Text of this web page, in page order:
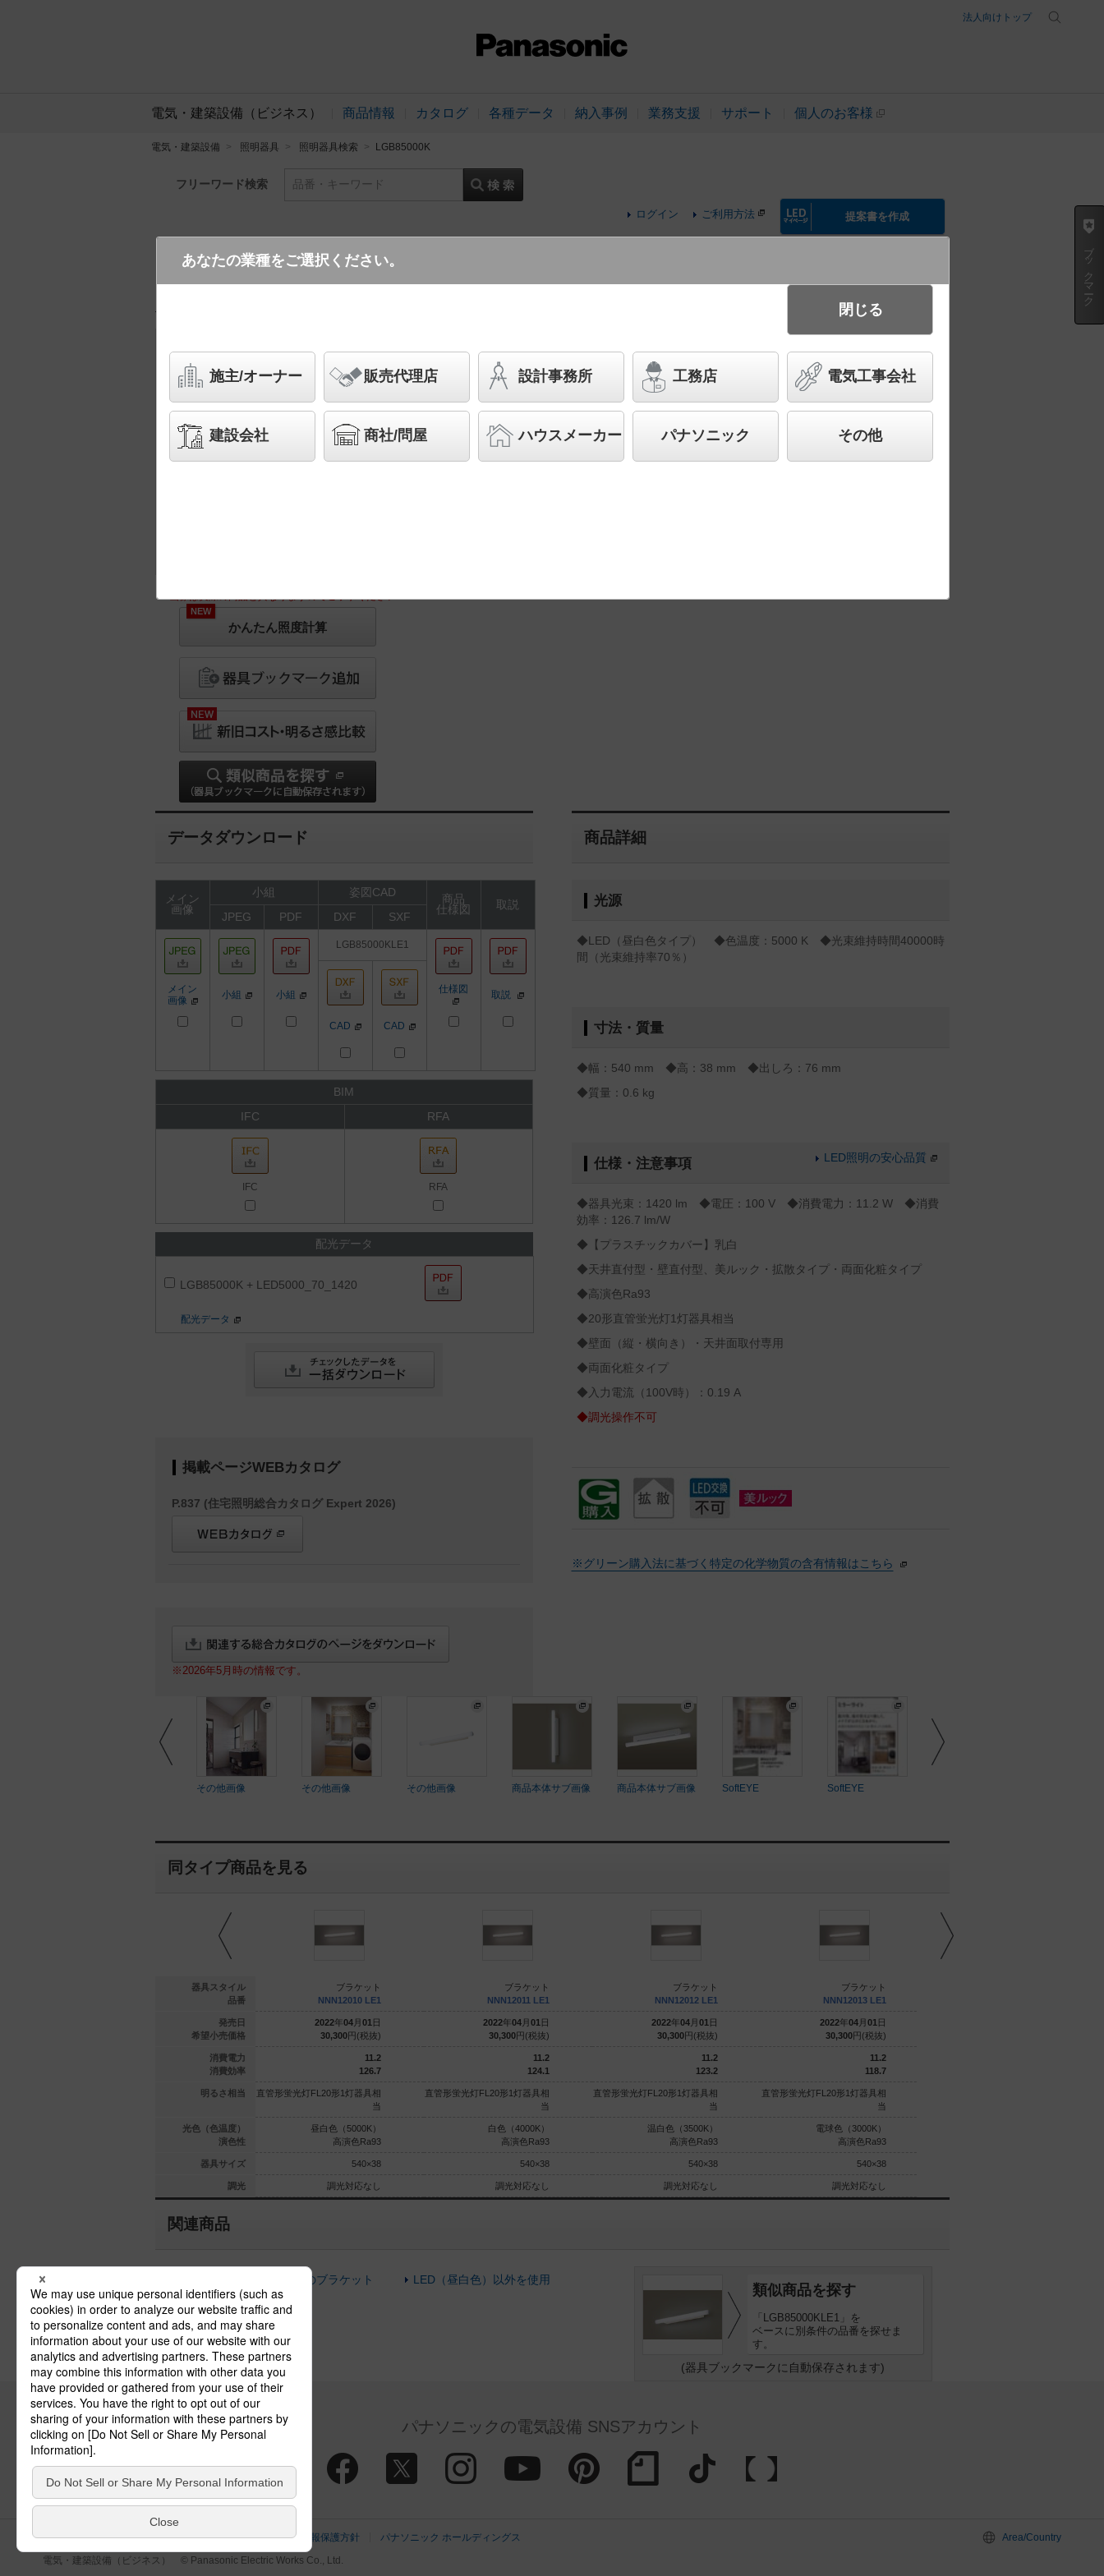
法人向けトップ
電気・建築設備（ビジネス） 商品情報 カタログ 各種データ 納入事例 業務支援 サポート 個人のお客様
電気・建築設備 照明器具 照明器具検索 LGB85000K
フリーワード検索 品番・キーワード
ログイン ご利用方法 提案書を作成
LGB85000K LE1
※画像は実際の商品と異なりますのでご了承ください
NEW
かんたん照度計算
天井直付型・壁直付型 LED（昼白色） ブラケット 美ルック・拡散タイプ・
両面化粧タイプ 直管形蛍光灯FL20形1灯器具相当
◆工場在庫品
◆希望小売価格 29,300 円（税抜）
LED内蔵、電源ユニット内蔵
データダウンロード
メイン
画像
小組 姿図CAD
商品
仕様図
取説
JPEG
PDF DXF SXF
メイン
画像
小組 小組
LGB85000KLE1
仕様図 取説
CAD CAD
BIM
IFC
RFA
IFC RFA
配光データ
LGB85000K + LED5000_70_1420
配光データ
掲載ページWEBカタログ
P.837 (住宅照明総合カタログ Expert 2026)
※2026年5月時の情報です。
商品詳細
光源
◆LED（昼白色タイプ） ◆色温度：5000 K ◆光束維持時間40000時
間（光束維持率70％）
寸法・質量
◆幅：540 mm ◆高：38 mm ◆出しろ：76 mm
◆質量：0.6 kg
仕様・注意事項 LED照明の安心品質
◆器具光束：1420 lm ◆電圧：100 V ◆消費電力：11.2 W ◆消費
効率：126.7 lm/W
◆【プラスチックカバー】乳白
◆天井直付型・壁直付型、美ルック・拡散タイプ・両面化粧タイプ
◆高演色Ra93
◆20形直管蛍光灯1灯器具相当
◆壁面（縦・横向き）・天井面取付専用
◆両面化粧タイプ
◆入力電流（100V時）：0.19 A
◆調光操作不可
※グリーン購入法に基づく特定の化学物質の含有情報はこちら
その他画像 その他画像 その他画像 商品本体サブ画像 商品本体サブ画像 SoftEYE SoftEYE
同タイプ商品を見る
器具スタイル
品番
発売日
希望小売価格
消費電力
消費効率
明るさ相当
光色（色温度）
演色性
器具サイズ
調光
ブラケット
円(税抜)
7.4
66.8
白熱電球60形1灯器具相当
昼白色（5000K）
280×280
ブラケット
NNN12010 LE1
2022年04月 01 日
30,300円(税抜)
11.2
126.7
直管形蛍光灯FL20形1灯器具相
当
昼白色（5000K）
高演色Ra93
540×38
調光対応なし
ブラケット
NNN12011 LE1
2022年04月 01 日
30,300円(税抜)
11.2
124.1
直管形蛍光灯FL20形1灯器具相
当
白色（4000K）
高演色Ra93
540×38
調光対応なし
ブラケット
NNN12012 LE1
2022年04月 01 日
30,300円(税抜)
11.2
123.2
直管形蛍光灯FL20形1灯器具相
当
温白色（3500K）
高演色Ra93
540×38
調光対応なし
ブラケット
NNN12013 LE1
2022年04月 01 日
30,300円(税抜)
11.2
118.7
直管形蛍光灯FL20形1灯器具相
当
電球色（3000K）
高演色Ra93
540×38
調光対応なし
関連商品
天井直付型・壁直付型以外のブラケット LED（昼白色）以外を使用
類似商品を探す
「LGB85000KLE1」を
ベースに別条件の品番を探せま
す。
(器具ブックマークに自動保存されます)
ブックマーク
パナソニックの電気設備 SNSアカウント
サイトのご利用にあたって クッキーポリシー 個人情報保護方針 パナソニック ホールディングス
Area/Country
電気・建築設備（ビジネス）
© Panasonic Electric Works Co., Ltd.
あなたの業種をご選択ください。
施主/オーナー 販売代理店 設計事務所 工務店 電気工事会社
建設会社 商社/問屋 ハウスメーカー パナソニック その他
閉じる